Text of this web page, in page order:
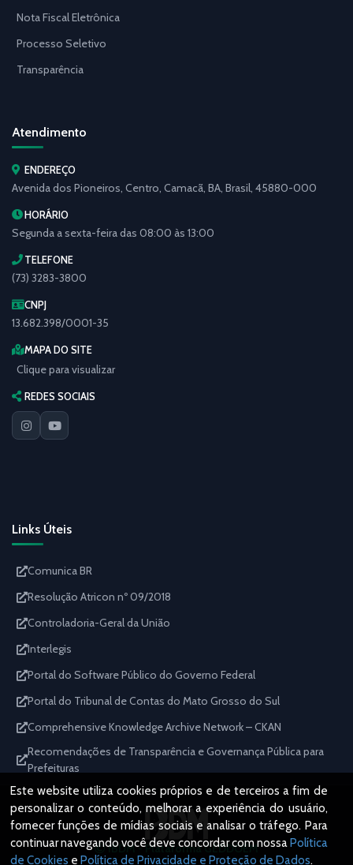
Nota Fiscal Eletrônica
Processo Seletivo
Transparência
Atendimento
ENDEREÇO
Avenida dos Pioneiros, Centro, Camacã, BA, Brasil, 45880-000
HORÁRIO
Segunda a sexta-feira das 08:00 às 13:00
TELEFONE
(73) 3283-3800
CNPJ
13.682.398/0001-35
MAPA DO SITE
Clique para visualizar
REDES SOCIAIS
Links Úteis
Comunica BR
Resolução Atricon nº 09/2018
Controladoria-Geral da União
Interlegis
Portal do Software Público do Governo Federal
Portal do Tribunal de Contas do Mato Grosso do Sul
Comprehensive Knowledge Archive Network – CKAN
Recomendações de Transparência e Governança Pública para
Prefeituras
IBDM - Plataforma GEDDOEM
Este website utiliza cookies próprios e de terceiros a fim de
personalizar o conteúdo, melhorar a experiência do usuário,
fornecer funções de mídias sociais e analisar o tráfego. Para
continuar navegando você deve concordar com nossaPolítica
de Cookies e Política de Privacidade e Proteção de Dados.